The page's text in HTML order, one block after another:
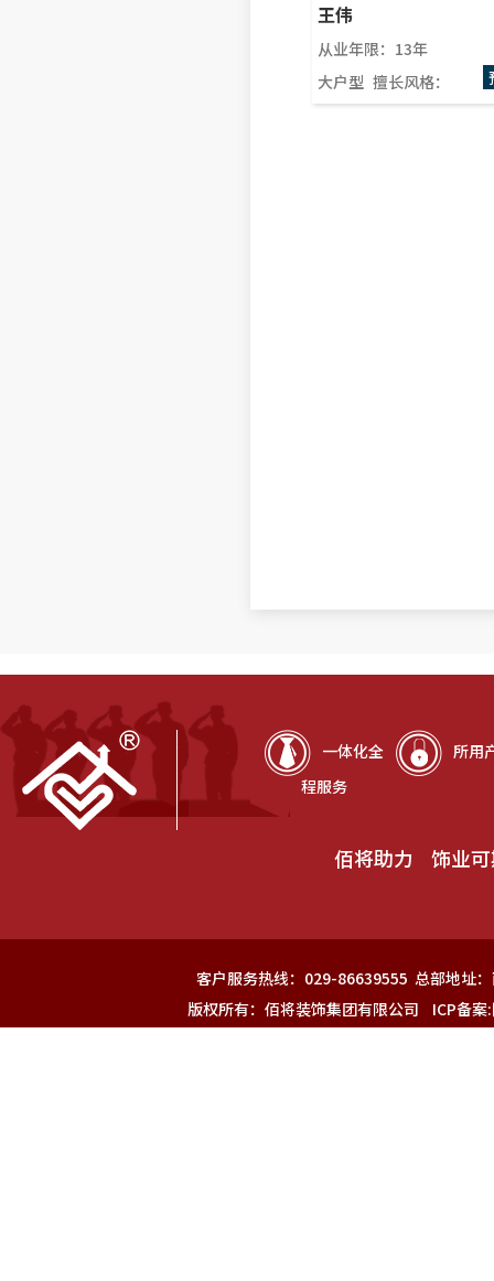
王伟
从业年限：13年
擅长风格：
大户型
一体化全
程服务
所用
佰将助力 饰
客户服务热线：029-86639555 总部地址
版权所有：佰将装饰集团有限公司 ICP备案: